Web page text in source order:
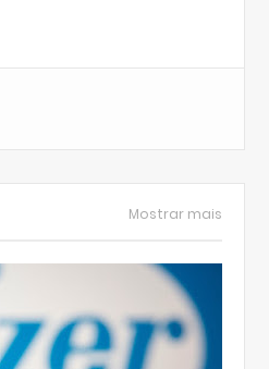
Mostrar mais